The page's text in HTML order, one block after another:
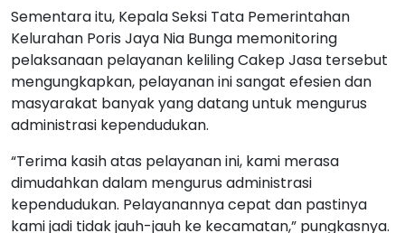
Sementara itu, Kepala Seksi Tata Pemerintahan
Kelurahan Poris Jaya Nia Bunga memonitoring
pelaksanaan pelayanan keliling Cakep Jasa tersebut
mengungkapkan, pelayanan ini sangat efesien dan
masyarakat banyak yang datang untuk mengurus
administrasi kependudukan.
“Terima kasih atas pelayanan ini, kami merasa
dimudahkan dalam mengurus administrasi
kependudukan. Pelayanannya cepat dan pastinya
kami jadi tidak jauh-jauh ke kecamatan,” pungkasnya.